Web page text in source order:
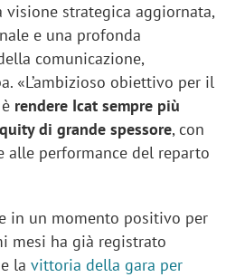
visione strategica aggiornata,
e una profonda
comunicazione,
«L’ambizioso obiettivo per il
rendere Icat sempre più
di grande spessore, con
alle performance del reparto
in un momento positivo per
mesi ha già registrato
la vittoria della gara per